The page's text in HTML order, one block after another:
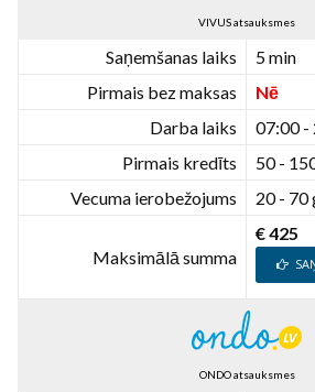
VIVUS atsauksmes
Saņemšanas laiks
5 min
Pirmais bez maksas
Nē
Darba laiks
07:00 -
Pirmais kredīts
50 -
Vecuma ierobežojums
20 - 70
Maksimālā summa
€ 425
ONDO atsauksmes